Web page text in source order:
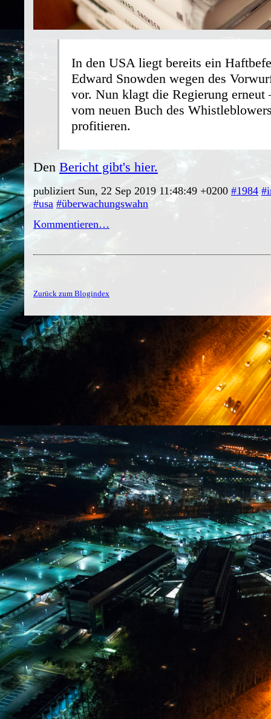
In den USA liegt bereits ein
Edward Snowden wegen des
vor. Nun klagt die Regierung erneut
vom neuen Buch des
profitieren.
Den Bericht gibt's hier.
publiziert Sun, 22 Sep 2019 11:48:49 +0200 #1984
#usa #überwachungswahn
Kommentieren…
Zurück zum Blogindex